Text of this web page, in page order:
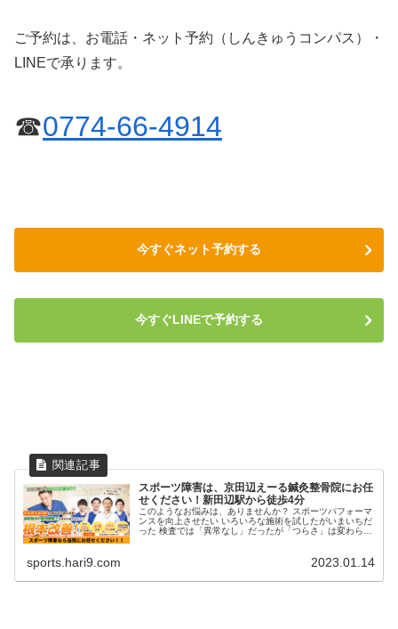
ご予約は、お電話・ネット予約（しんきゅうコンパス）・
LINEで承ります。
☎0774-66-4914
今すぐネット予約する
今すぐLINEで予約する
スポーツ障害は、京田辺えーる鍼灸整骨院にお任
せください！新田辺駅から徒歩4分
このようなお悩みは、ありませんか？ スポーツパフォーマ
ンスを向上させたい いろいろな施術を試したがいまいちだ
った 検査では「異常なし」だったが「つらさ」は変わらな
sports.hari9.com 2023.01.14